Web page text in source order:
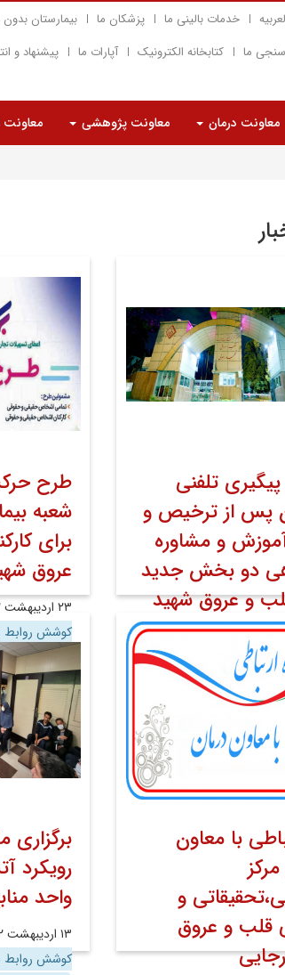
خدمات بالینی ما پزشکان ما بیمارستان بدون
ما کتابخانه الکترونیک آپارات ما پیشنهاد و
معاونت درمان معاونت پژوهشی
تلفنی
پس از ترخیص و
و مشاوره
دو بخش جدید
و عروق شهید
اخبار مرکز به
عمومی روابط عمومی
طرح
شعبه
برای
عروق
۲۳ اردیبهشت ۱۴۰۲
کوشش روابط
با معاون
و
قلب و عروق
برگزاری
رویکرد
واحد
۱۳ اردیبهشت ۱۴۰۲
کوشش روابط